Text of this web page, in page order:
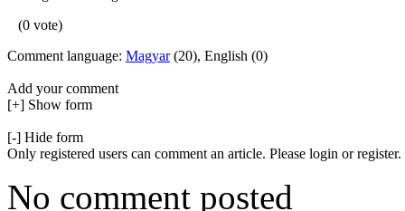
(0 vote)
Comment language: Magyar(20), English (0)
Add your comment
[+] Show form
[-] Hide form
Only registered users can comment an article. Please login or register.
No comment posted